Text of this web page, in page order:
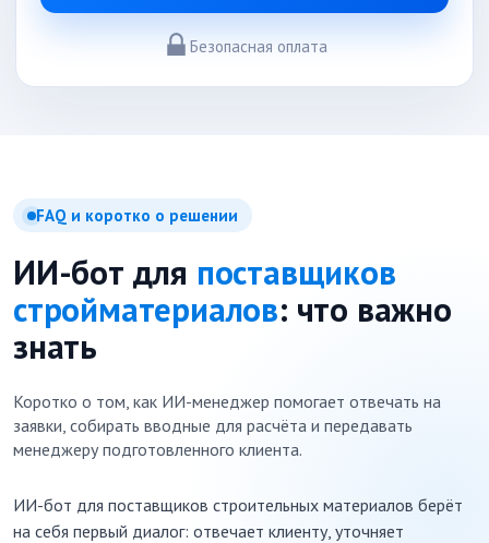
Безопасная оплата
FAQ и коротко о решении
ИИ-бот для поставщиков
стройматериалов: что важно
знать
Коротко о том, как ИИ-менеджер помогает отвечать на
заявки, собирать вводные для расчёта и передавать
менеджеру подготовленного клиента.
ИИ-бот для поставщиков строительных материалов берёт
на себя первый диалог: отвечает клиенту, уточняет